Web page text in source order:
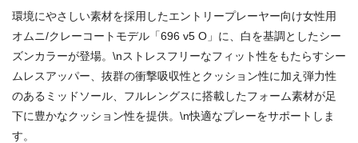
環境にやさしい素材を採用したエントリープレーヤー向け女性用
オムニ/クレーコートモデル「696 v5 O」に、白を基調としたシー
ズンカラーが登場。\nストレスフリーなフィット性をもたらすシー
ムレスアッパー、抜群の衝撃吸収性とクッション性に加え弾力性
のあるミッドソール、フルレングスに搭載したフォーム素材が足
下に豊かなクッション性を提供。\n快適なプレーをサポートしま
す。